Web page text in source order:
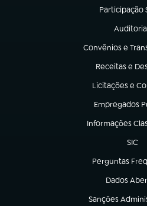
Participação
(abre em
(abre em
Convênios e
(abre em nova
Receitas e
(abre em
Licitações e
(abre em nova
Empregados
(abre em nova
Informações
(abre em nova
SIC
(abre
Perguntas
(abre em nova
Dados
(abre em
Sanções
(abre em nova